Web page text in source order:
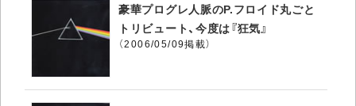
豪華プログレ人脈のP.フロイド丸ごと
トリビュート、今度は『狂気』
（2006/05/09掲載）